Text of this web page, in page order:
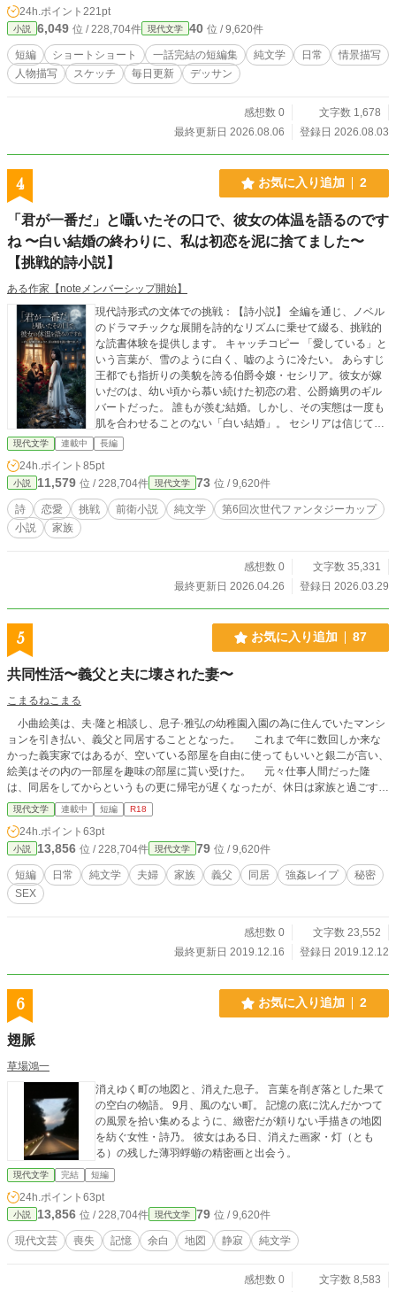
24h.ポイント 221pt
小説 6,049 位 / 228,704件 現代文学 40 位 / 9,620件
短編 ショートショート 一話完結の短編集 純文学 日常
情景描写
人物描写
スケッチ 毎日更新 デッサン
感想数 0
文字数 1,678
最終更新日 2026.08.06
登録日 2026.08.03
4 お気に入り追加 2
「君が一番だ」と囁いたその口で、彼女の体温を語るのです
ね 〜白い結婚の終わりに、私は初恋を泥に捨てました〜
【挑戦的詩小説】
ある作家【noteメンバーシップ開始】
現代詩形式の文体での挑戦：【詩小説】 全編を通じ、ノベル
のドラマチックな展開を詩的なリズムに乗せて綴る、挑戦的
な読書体験を提供します。 キャッチコピー 「愛している」と
いう言葉が、雪のように白く、嘘のように冷たい。 あらすじ
王都でも指折りの美貌を誇る伯爵令嬢・セシリア。彼女が嫁
いだのは、幼い頃から慕い続けた初恋の君、公爵嫡男のギル
バートだった。 誰もが羨む結婚。しかし、その実態は一度も
肌を合わせることのない「白い結婚」。 セシリアは信じてい
た。彼が自分を大切に想うあまり、清らかな関係を望んでい
るのだと。あの、冬の陽だまりのような優しい声で「君が一
番だ」と囁いてくれるから。 だが、真実の香りは、深夜の静
寂と共に運ばれてくる。 帰宅した夫が纏う、自分のものでは
ない甘すぎる花の匂い。触れた指先から伝わる、雪解けのよ
うに生々しい「他者の体温」。 彼は、私を「一番」と呼びな
が泥にまみれていく時、セシリアは決意する。この空虚な寝
室を、そして愛という名の欺瞞を、自らの手で終わらせるこ
魅力・特徴 温度と匂いの対比: 夫との冷え切った関係（氷・
白）と、彼が持ち帰る浮気の残滓（熱・泥・情欲）を、徹底
現代文学 連載中 長編
24h.ポイント 85pt
小説 11,579 位 / 228,704件 現代文学 73 位 / 9,620件
詩 恋愛 挑戦 前衛小説 純文学
第6回次世代ファンタジーカップ
小説
家族
感想数 0
文字数 35,331
最終更新日 2026.04.26
登録日 2026.03.29
5 お気に入り追加 87
共同性活〜義父と夫に壊された妻〜
こまるねこまる
小曲絵美は、夫·隆と相談し、息子·雅弘の幼稚園入園の為に住んでいたマンシ
ョンを引き払い、義父と同居することとなった。 これまで年に数回しか来な
かった義実家ではあるが、空いている部屋を自由に使ってもいいと銀二が言い、
絵美はその内の一部屋を趣味の部屋に貰い受けた。 元々仕事人間だった隆
は、同居をしてからというもの更に帰宅が遅くなったが、休日は家族と過ごす事
が多くなった。そんなある日、隆は仕事で北海道へと出張に行った夜···。絵美
は、酒に酔った銀二に襲われた。隣には、雅弘が眠っていたのに···。 ショッ
クが抜けない絵美。でも、夫には言えず悩んでいた。 「お願い···。やめて···お
義父さん···」 隆が、出張で居ない何度目かの夜、絵美は雅弘の前で···。
現代文学 連載中 短編 R18
24h.ポイント 63pt
小説 13,856 位 / 228,704件 現代文学 79 位 / 9,620件
短編 日常 純文学 夫婦 家族 義父 同居 強姦レイプ
秘密
SEX
感想数 0
文字数 23,552
最終更新日 2019.12.16
登録日 2019.12.12
6 お気に入り追加 2
翅脈
草場鴻一
消えゆく町の地図と、消えた息子。 言葉を削ぎ落とした果て
の空白の物語。 9月、風のない町。 記憶の底に沈んだかつて
の風景を拾い集めるように、緻密だが頼りない手描きの地図
を紡ぐ女性・詩乃。 彼女はある日、消えた画家・灯（とも
る）の残した薄羽蜉蝣の精密画と出会う。
現代文学 完結 短編
24h.ポイント 63pt
小説 13,856 位 / 228,704件 現代文学 79 位 / 9,620件
現代文芸 喪失 記憶 余白 地図 静寂 純文学
感想数 0 文字数 8,583